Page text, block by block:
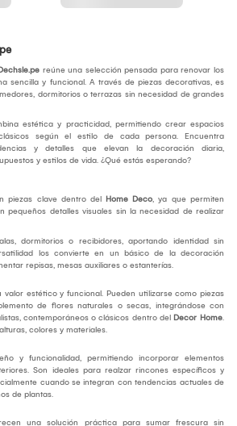
reúne una selección pensada para renovar los
sencilla y funcional. A través de piezas decorativas, es
dormitorios o terrazas sin necesidad de grandes
estética y practicidad, permitiendo crear espacios
según el estilo de cada persona. Encuentra
y detalles que elevan la decoración diaria,
y estilos de vida. ¿Qué estás esperando?
piezas clave dentro del Home Deco, ya que permiten
pequeños detalles visuales sin la necesidad de realizar
dormitorios o recibidores, aportando identidad sin
los convierte en un básico de la decoración
repisas, mesas auxiliares o estanterías.
valor estético y funcional. Pueden utilizarse como piezas
de flores naturales o secas, integrándose con
contemporáneos o clásicos dentro del Decor Home.
colores y materiales.
y funcionalidad, permitiendo incorporar elementos
Son ideales para realzar rincones específicos y
cuando se integran con tendencias actuales de
de plantas.
una solución práctica para sumar frescura sin